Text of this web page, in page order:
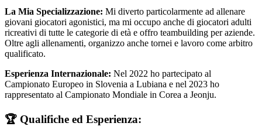
La Mia Specializzazione: Mi diverto particolarmente ad allenare
giovani giocatori agonistici, ma mi occupo anche di giocatori adulti
ricreativi di tutte le categorie di età e offro teambuilding per aziende.
Oltre agli allenamenti, organizzo anche tornei e lavoro come arbitro
qualificato.
Esperienza Internazionale: Nel 2022 ho partecipato al
Campionato Europeo in Slovenia a Lubiana e nel 2023 ho
rappresentato al Campionato Mondiale in Corea a Jeonju.
🏆 Qualifiche ed Esperienza: